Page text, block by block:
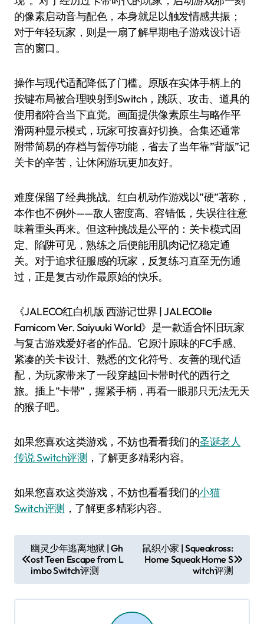
的像素启动音与配色，本身就足以触发情感共振；
对于年轻玩家，则是一扇了解早期电子游戏设计语
言的窗口。
操作与现代适配降低了门槛。原版在实体手柄上的
按键布局被合理映射到Switch，跳跃、攻击、道具的
使用都符合当下直觉。画面提供像素原生与略作平
滑两种显示模式，玩家可按喜好切换。合集还通常
附带简易的存档与暂停功能，省去了当年靠”背版”记
关卡的辛苦，让休闲游玩更加友好。
难度保留了经典挑战。红白机动作游戏以”硬”著称，
本作也不例外——敌人密度高、容错低，失误往往意
味着重头再来。但这种挑战是公平的：关卡模式固
定、陷阱可见，熟练之后便能用肌肉记忆稳定通
关。对于追求征服感的玩家，反复练习直至无伤通
过，正是复古动作最原始的快乐。
《JALECO红白机版 西游记世界 | JALECOlle
Famicom Ver. Saiyuuki World》是一款适合怀旧玩家
与复古游戏爱好者的作品。它原汁原味的FC手感、
紧凑的关卡设计、熟悉的文化符号、友善的现代适
配，为玩家带来了一段穿越回卡带时代的西行之
旅。插上”卡带”，握紧手柄，再看一眼那只无法无天
的猴子吧。
如果您喜欢这类游戏，不妨也看看我们的圣诞老人
传说 Switch评测 ，了解更多精彩内容。
如果您喜欢这类游戏，不妨也看看我们的小猫
Switch评测 ，了解更多精彩内容。
章
导
航
幽灵少年逃离地狱 | Gh
ost Teen Escape from L
imbo Switch评测
鼠织小家 | Squeakross:
Home Squeak Home S
witch评测